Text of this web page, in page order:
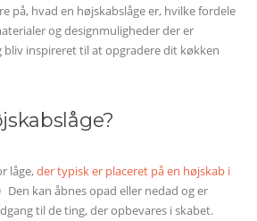
på, hvad en højskabslåge er, hvilke fordele
og designmuligheder der er
inspireret til at opgradere dit køkken
låge,der typisk er placeret på en højskab i
Den kan åbnes opad eller nedad og er
til de ting, der opbevares i skabet.